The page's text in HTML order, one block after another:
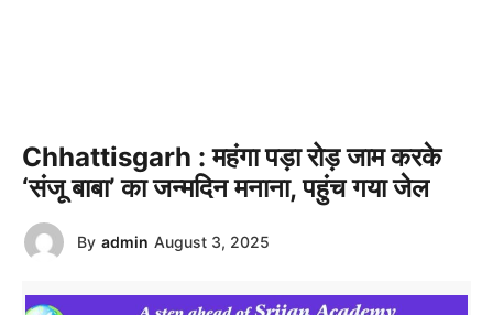
Chhattisgarh : महंगा पड़ा रोड़ जाम करके
‘संजू बाबा’ का जन्मदिन मनाना, पहुंच गया जेल
By admin August 3, 2025